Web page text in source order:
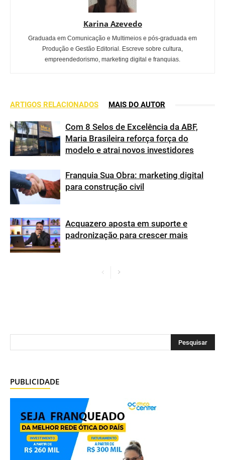
Karina Azevedo
Graduada em Comunicação e Multimeios e pós-graduada em
Produção e Gestão Editorial. Escreve sobre cultura,
empreendedorismo, marketing digital e franquias.
ARTIGOS RELACIONADOS MAIS DO AUTOR
Com 8 Selos de Excelência da ABF,
Maria Brasileira reforça força do
modelo e atrai novos investidores
Franquia Sua Obra: marketing digital
para construção civil
Acquazero aposta em suporte e
padronização para crescer mais
PUBLICIDADE